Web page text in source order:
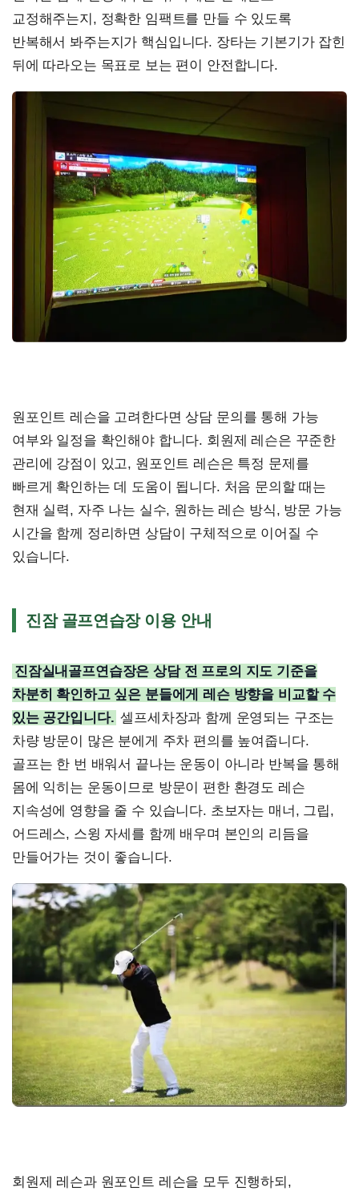
교정해주는지, 정확한 임팩트를 만들 수 있도록
반복해서 봐주는지가 핵심입니다. 장타는 기본기가 잡힌
뒤에 따라오는 목표로 보는 편이 안전합니다.
원포인트 레슨을 고려한다면 상담 문의를 통해 가능
여부와 일정을 확인해야 합니다. 회원제 레슨은 꾸준한
관리에 강점이 있고, 원포인트 레슨은 특정 문제를
빠르게 확인하는 데 도움이 됩니다. 처음 문의할 때는
현재 실력, 자주 나는 실수, 원하는 레슨 방식, 방문 가능
시간을 함께 정리하면 상담이 구체적으로 이어질 수
있습니다.
진잠 골프연습장 이용 안내
진잠실내골프연습장은 상담 전 프로의 지도 기준을
차분히 확인하고 싶은 분들에게 레슨 방향을 비교할 수
있는 공간입니다. 셀프세차장과 함께 운영되는 구조는
차량 방문이 많은 분에게 주차 편의를 높여줍니다.
골프는 한 번 배워서 끝나는 운동이 아니라 반복을 통해
몸에 익히는 운동이므로 방문이 편한 환경도 레슨
지속성에 영향을 줄 수 있습니다. 초보자는 매너, 그립,
어드레스, 스윙 자세를 함께 배우며 본인의 리듬을
만들어가는 것이 좋습니다.
회원제 레슨과 원포인트 레슨을 모두 진행하되,